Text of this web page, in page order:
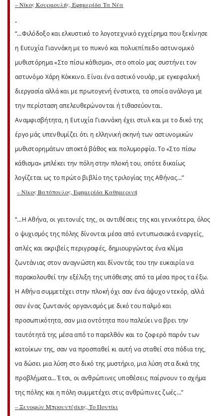
– Νίκος Κουρμουλής, Εφημερίδα Τα Νέα
“…Φιλόδοξο και ελκυστικό το λογοτεχνικό εγχείρημα που ξεκίνησε
η Ευτυχία Γιαννάκη με το πυκνό και πολυεπίπεδο αστυνομικό
μυθιστόρημα «Στο πίσω κάθισμα», στο οποίο μας συστήνει τον
αστυνόμο Χάρη Κόκκινο. Είναι ένα αστικό νουάρ, με εγκεφαλική
διεργασία αλλά και με πρωτογενή ένστικτα, τα οποία ανάλογα με
την περίσταση απελευθερώνονται ή τιθασεύονται.
Αναμφισβήτητα, η Ευτυχία Γιαννάκη έχει στυλ και με το δικό της
έργο μάς υπενθυμίζει ότι η ελληνική σκηνή των αστυνομικών
μυθιστορημάτων αποκτά βάθος και πολυμορφία. Το «Στο πίσω
κάθισμα» μπλέκει την πόλη στην πλοκή του, οπότε δικαίως
λογίζεται ως το πρώτο βιβλίο της τριλογίας της Αθήνας…”
– Νίκος Βατόπουλος, Εφημερίδα Καθημερινή
“…Η Αθήνα, οι γειτονιές της, οι αντιθέσεις της και γενικότερα, όλος
ο ψυχισμός της πόλης δίνονται μέσα από εντυπωσιακά εναργείς,
απλές και ακριβείς περιγραφές, δημιουργώντας ένα κλίμα
ζωντάνιας στον αναγνώστη και δίνοντάς του την ευκαιρία να
παρακολουθεί την εξέλιξη της υπόθεσης από τα μέσα προς τα έξω.
Η Αθήνα συμμετέχει στην πλοκή όχι σαν ένα άψυχο ντεκόρ, αλλά
σαν ένας ζωντανός οργανισμός με δικό του παλμό και
προσωπικότητα, σαν μια οντότητα που παλεύει να βρει την
ταυτότητά της μέσα από το παρελθόν και το ζοφερό παρόν των
κατοίκων της, σαν να προσπαθεί κι αυτή να σταθεί στα πόδια της,
να δώσει μια λύση στο δικό της μυστήριο, μια λύση στα δικά της
προβλήματα… Έτσι, οι ανθρώπινες υποθέσεις παίρνουν το σχήμα
της πόλης και η πόλη συμμετέχει στις ανθρώπινες ζωές…”
– Ξενοφών Μπρουντζάκης, Το Ποντίκι